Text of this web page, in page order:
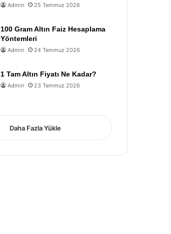
Admin 25 Temmuz 2026
100 Gram Altın Faiz Hesaplama
Yöntemleri
Admin 24 Temmuz 2026
1 Tam Altın Fiyatı Ne Kadar?
Admin 23 Temmuz 2026
Daha Fazla Yükle